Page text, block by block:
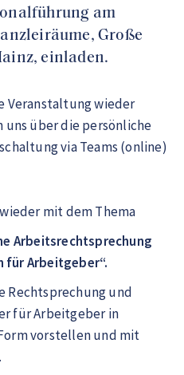
am
Große
einladen.
Veranstaltung wieder
uns über die persönliche
via Teams (online)
mit dem Thema
Arbeitsrechtsprechung
für Arbeitgeber“.
Rechtsprechung und
für Arbeitgeber in
vorstellen und mit